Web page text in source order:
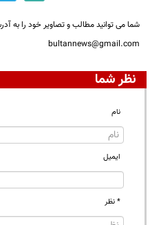
شما می توانید مطالب و تصاویر خود را به
bultannews@gmail.com
نظر شما
نام
ایمیل
* نظر